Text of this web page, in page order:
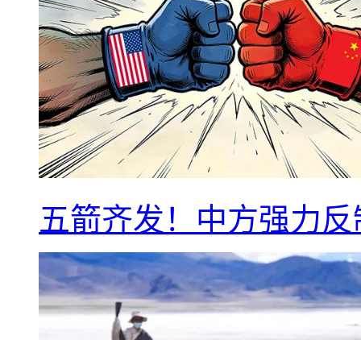
五箭齐发！中方强力